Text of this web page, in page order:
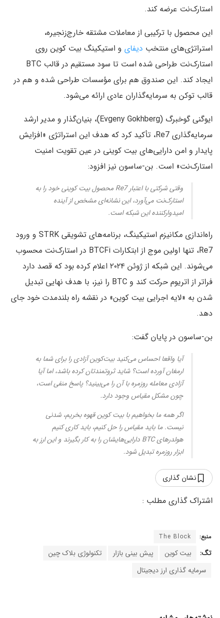
استارک‌نت عرضه کند.
این محصول با ترکیبی از معاملات مشتقه خارج‌زنجیره،
استراتژی‌های منتخب دیفای و استیکینگ بیت کوین روی
استارک‌نت طراحی شده است تا سود مستقیم در قالب BTC
ایجاد کند. این صندوق هم برای مؤسسات طراحی شده و هم در
قالب توکن به سرمایه‌گذاران عادی ارائه می‌شود.
ایوگنی گوخبرگ (Evgeny Gokhberg)، بنیان‌گذار و مدیر ارشد
سرمایه‌گذاری Re7، تأکید کرد که هدف این استراتژی «افزایش
پایدار و امن دارایی‌های بیت کوینی در عین تقویت امنیت
استارک‌نت» است. بن-ساسون نیز افزود:
وقتی شرکتی با اعتبار Re7 محصول بیت کوینی خود را به
استارک‌نت می‌آورد، این نشانه‌ای مشخص از آینده
امیدوارکننده این شبکه است.
راه‌اندازی مکانیزم استیکینگ، برنامه‌های تشویقی STRK و ورود
Re7، تنها اولین موج از ابتکارات BTCFi در استارک‌نت محسوب
می‌شوند. این شبکه از ژوئن ۲۰۲۴ اعلام کرده بود که قصد دارد
فراتر از اتریوم حرکت کند و BTC را نیز، با هدف نهایی تبدیل‌
شدن به «لایه اجرایی بیت کوین» در نقشه راه بلندمدت خود جای
دهد.
بن-ساسون در پایان گفت:
آیا واقعا احساس می‌کنید بیت‌کوین آزادی را برای شما به
ارمغان آورده است؟ شاید ثروتمندتان کرده باشد، اما آیا
آزادی معامله روزمره با آن را می‌بینید؟ پاسخ منفی است،
چون مشکل مقیاس وجود دارد.
اگر همه ما بخواهیم با بیت کوین قهوه بخریم، شدنی
نیست. ما باید مقیاس را حل کنیم، باید کاری کنیم
هولدرهای BTC دارایی‌‌هایشان را به کار بگیرند و این ارز به
ابزار روزمره تبدیل شود.
نشان گذاری
منبع: The Block
تگ: بیت کوین پیش بینی بازار
تکنولوژی بلاک چین
سرمایه گذاری ارز دیجیتال